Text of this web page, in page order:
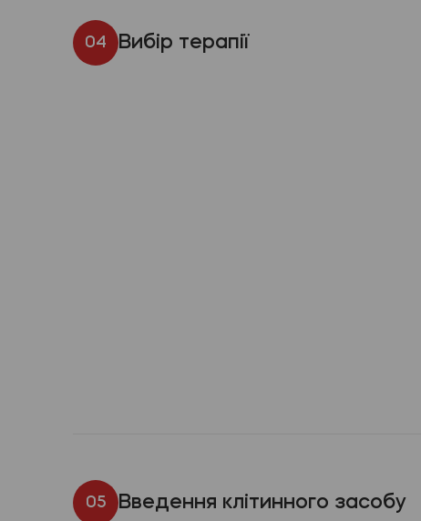
04 Вибір терапії
05 Введення клітинного засобу